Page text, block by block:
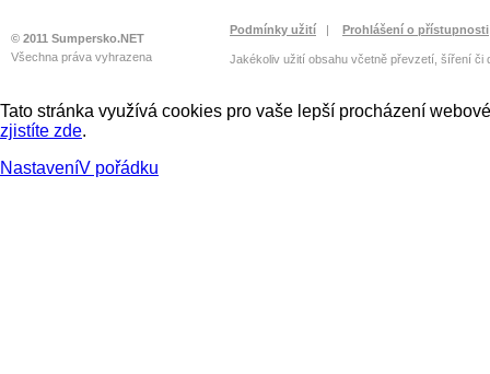
© 2011 Sumpersko.NET
Všechna práva vyhrazena
Podmínky užití | Prohlášení o přístupnosti
Jakékoliv užití obsahu včetně převzetí, šíření či
Tato stránka využívá cookies pro vaše lepší procházení
zjistíte zde.
NastaveníV pořádku